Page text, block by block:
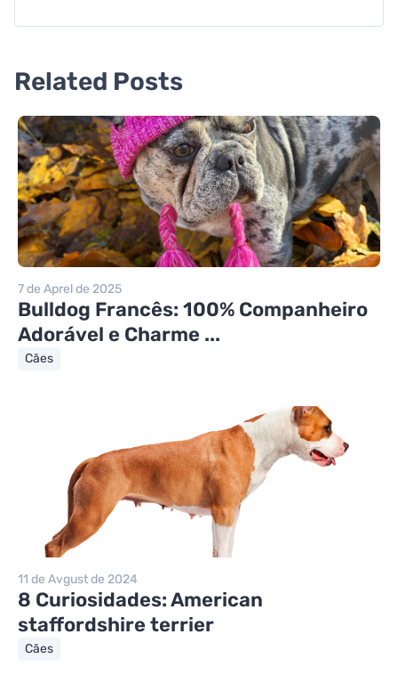
Related Posts
7 de Aprel de 2025
Bulldog Francês: 100% Companheiro
Adorável e Charme ...
Cães
11 de Avgust de 2024
8 Curiosidades: American
staffordshire terrier
Cães